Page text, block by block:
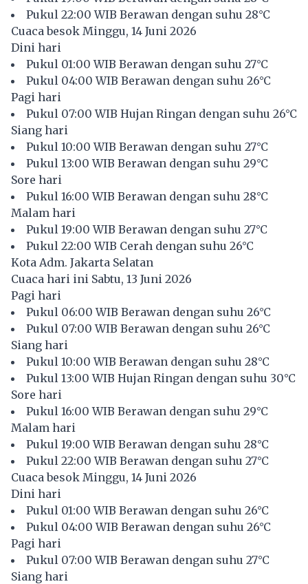
Pukul 22:00 WIB Berawan dengan suhu 28°C
Cuaca besok Minggu, 14 Juni 2026
Dini hari
Pukul 01:00 WIB Berawan dengan suhu 27°C
Pukul 04:00 WIB Berawan dengan suhu 26°C
Pagi hari
Pukul 07:00 WIB Hujan Ringan dengan suhu 26°C
Siang hari
Pukul 10:00 WIB Berawan dengan suhu 27°C
Pukul 13:00 WIB Berawan dengan suhu 29°C
Sore hari
Pukul 16:00 WIB Berawan dengan suhu 28°C
Malam hari
Pukul 19:00 WIB Berawan dengan suhu 27°C
Pukul 22:00 WIB Cerah dengan suhu 26°C
Kota Adm. Jakarta Selatan
Cuaca hari ini Sabtu, 13 Juni 2026
Pagi hari
Pukul 06:00 WIB Berawan dengan suhu 26°C
Pukul 07:00 WIB Berawan dengan suhu 26°C
Siang hari
Pukul 10:00 WIB Berawan dengan suhu 28°C
Pukul 13:00 WIB Hujan Ringan dengan suhu 30°C
Sore hari
Pukul 16:00 WIB Berawan dengan suhu 29°C
Malam hari
Pukul 19:00 WIB Berawan dengan suhu 28°C
Pukul 22:00 WIB Berawan dengan suhu 27°C
Cuaca besok Minggu, 14 Juni 2026
Dini hari
Pukul 01:00 WIB Berawan dengan suhu 26°C
Pukul 04:00 WIB Berawan dengan suhu 26°C
Pagi hari
Pukul 07:00 WIB Berawan dengan suhu 27°C
Siang hari